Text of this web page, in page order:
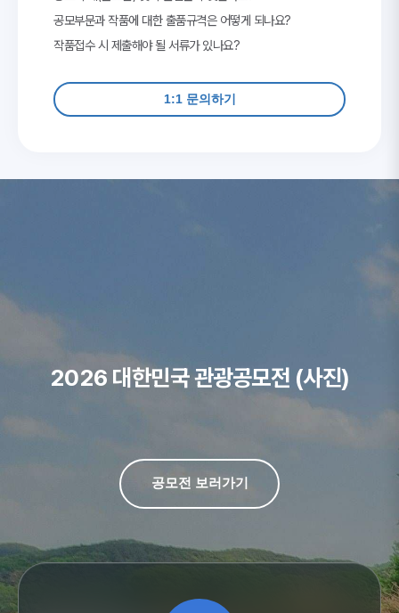
공모부문과 작품에 대한 출품규격은 어떻게 되나요?
작품접수 시 제출해야 될 서류가 있나요?
1:1 문의하기
2026 대한민국 관광공모전 (사진)
공모전 보러가기